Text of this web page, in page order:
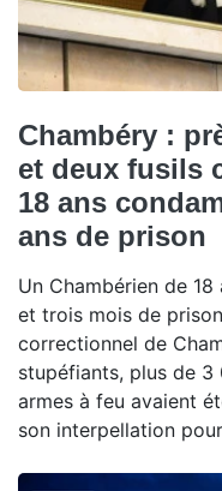
Chambéry :
et deux fusils
18 ans
ans de prison
Un Chambérien de
et trois mois de
correctionnel de
stupéfiants, plus de 3
armes à feu avaient
son interpellation